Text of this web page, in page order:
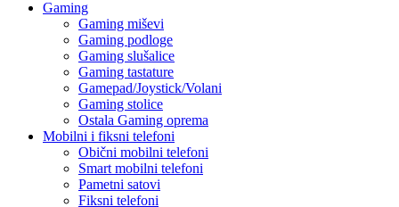
Gaming
Gaming miševi
Gaming podloge
Gaming slušalice
Gaming tastature
Gamepad/Joystick/Volani
Gaming stolice
Ostala Gaming oprema
Mobilni i fiksni telefoni
Obični mobilni telefoni
Smart mobilni telefoni
Pametni satovi
Fiksni telefoni